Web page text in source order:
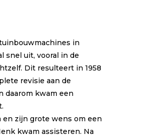
in
snel uit, vooral in de
Dit resulteert in 1958
revisie aan de
daarom kwam een
en zijn grote wens om een
kwam assisteren. Na